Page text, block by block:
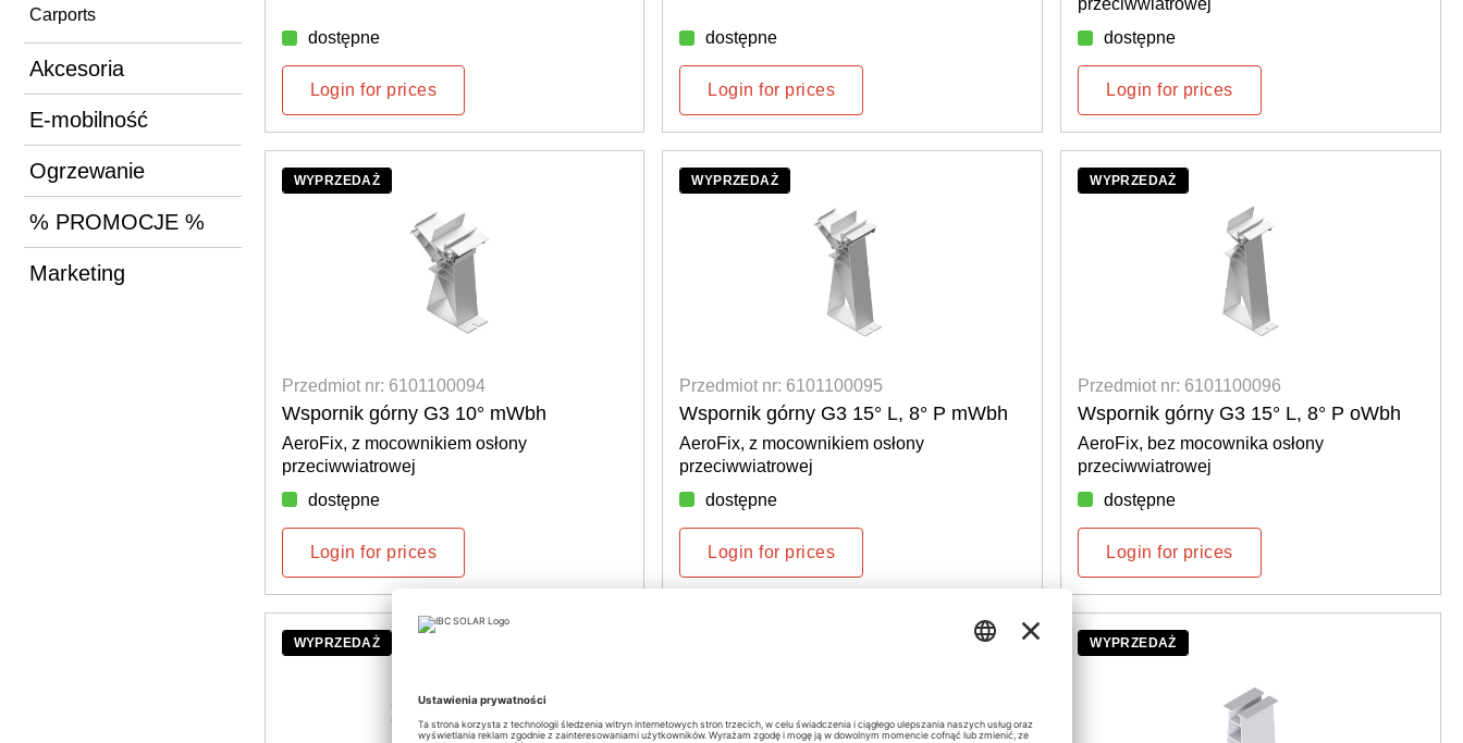
Carports
Akcesoria
E-mobilność
Ogrzewanie
% PROMOCJE %
Marketing
dostępne
Login for prices
dostępne
Login for prices
przeciwwiatrowej
dostępne
Login for prices
WYPRZEDAŻ
Przedmiot nr: 6101100094
Wspornik górny G3 10° mWbh
AeroFix, z mocownikiem osłony
przeciwwiatrowej
dostępne
Login for prices
WYPRZEDAŻ
Przedmiot nr: 6101100095
Wspornik górny G3 15° L, 8° P mWbh
AeroFix, z mocownikiem osłony
przeciwwiatrowej
dostępne
Login for prices
WYPRZEDAŻ
Przedmiot nr: 6101100096
Wspornik górny G3 15° L, 8° P oWbh
AeroFix, bez mocownika osłony
przeciwwiatrowej
dostępne
Login for prices
WYPRZEDAŻ WYPRZEDAŻ